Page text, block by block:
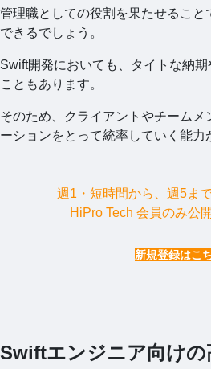
管理職としての役割を果たせるこ
できるでしょう。
Swift開発においても、タイトな納
こともあります。
そのため、クライアントやチーム
ーションをとって統率していく能力
週1・短時間から、週5ま
HiPro Tech 会員のみ公
新規登録はこ
Swiftエンジニア向けの